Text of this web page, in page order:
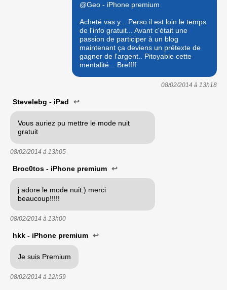
@Geo - iPhone premium
Acheté vas y... Perso il est loin le temps
de l'info gratuit... Avant c'était une
passion de participer à un blog
maintenant ça deviens un prétexte de
gagner de l'argent.. Pitoyable cette
mentalité... Breffff
08/02/2014 à 13h18
Stevelebg - iPad ↩
Vous auriez pu mettre le mode nuit
gratuit
08/02/2014 à 13h05
Broc0tos - iPhone premium ↩
j adore le mode nuit:) merci
beaucoup!!!!!
08/02/2014 à 13h00
hkk - iPhone premium ↩
Je suis Premium
08/02/2014 à 12h59